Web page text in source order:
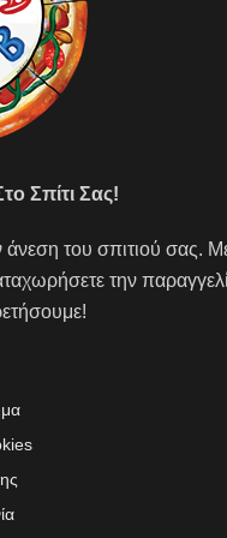
Σπίτι Σας!
του σπιτιού σας.
την